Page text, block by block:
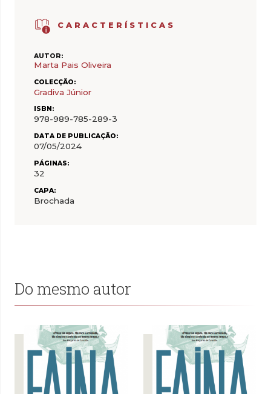
CARACTERÍSTICAS
AUTOR:
Marta Pais Oliveira
COLECÇÃO:
Gradiva Júnior
ISBN:
978-989-785-289-3
DATA DE PUBLICAÇÃO:
07/05/2024
PÁGINAS:
32
CAPA:
Brochada
Do mesmo autor